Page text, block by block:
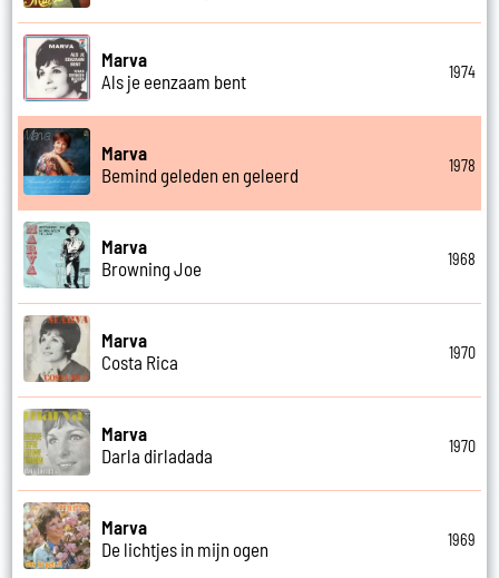
Marva
Als je eenzaam bent
1974
Marva
Bemind geleden en geleerd
1978
Marva
Browning Joe
1968
Marva
Costa Rica
1970
Marva
Darla dirladada
1970
Marva
De lichtjes in mijn ogen
1969